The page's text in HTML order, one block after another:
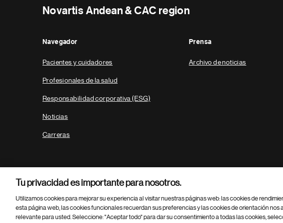
Novartis Andean & CAC region
Navegador
Pacientes y cuidadores
Profesionales de la salud
Responsabilidad corporativa (ESG)
Noticias
Carreras
Prensa
Archivo de noticias
Parte
© 2026 Novartis AG
Tu privacidad es importante para nosotros.
Utilizamos cookies para mejorar su experiencia al visitar nuestras páginas web: las cookies de
esta página web, las cookies funcionales recuerdan sus preferencias y las cookies de orientación nos
relevante para usted. Seleccione: "Aceptar todo" para dar su consentimiento a todas las cookies,